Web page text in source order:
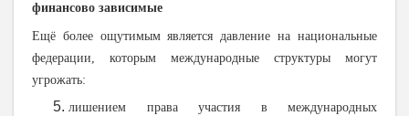
финансово зависимые
Ещё более ощутимым является давление на национальные
федерации, которым международные структуры могут
угрожать:
лишением права участия в международных